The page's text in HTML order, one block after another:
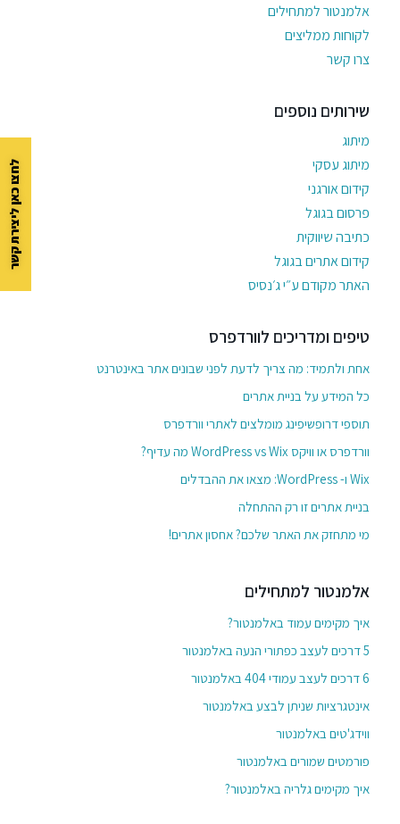
אלמנטור למתחילים
לקוחות ממליצים
צרו קשר
שירותים נוספים
מיתוג
מיתוג עסקי
קידום אורגני
פרסום בגוגל
כתיבה שיווקית
קידום אתרים בגוגל
האתר מקודם ע״י ג׳נסיס
טיפים ומדריכים לוורדפרס
אחת ולתמיד: מה צריך לדעת לפני שבונים אתר באינטרנט
כל המידע על בניית אתרים
תוספי דרופשיפינג מומלצים לאתרי וורדפרס
וורדפרס או וויקס WordPress vs Wix מה עדיף?
Wix ו- WordPress: מצאו את ההבדלים
בניית אתרים זו רק ההתחלה
מי מתחזק את האתר שלכם? אחסון אתרים!
אלמנטור למתחילים
איך מקימים עמוד באלמנטור?
5 דרכים לעצב כפתורי הנעה באלמנטור
6 דרכים לעצב עמודי 404 באלמנטור
אינטגרציות שניתן לבצע באלמנטור
ווידג'טים באלמנטור
פורמטים שמורים באלמנטור
איך מקימים גלריה באלמנטור?
לחצו כאן ליצירת קשר